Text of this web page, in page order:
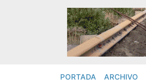
PORTADA ARCHIVO